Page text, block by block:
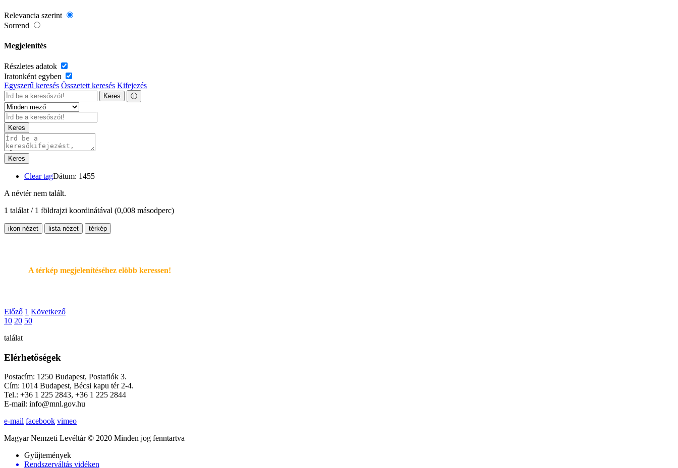
Relevancia szerint
Sorrend
Megjelenítés
Részletes adatok
Iratonként egyben
Egyszerű keresés Összetett keresés Kifejezés
Keres ⓘ
Keres
Keres
Clear tagDátum: 1455
A névtér nem talált.
1 találat / 1 földrajzi koordinátával (0,008 másodperc)
ikon nézet lista nézet térkép
A térkép megjelenítéséhez elöbb keressen!
Előző 1 Következő
10 20 50
találat
Elérhetőségek
Postacím: 1250 Budapest, Postafiók 3.
Cím: 1014 Budapest, Bécsi kapu tér 2-4.
Tel.: +36 1 225 2843, +36 1 225 2844
E-mail: info@mnl.gov.hu
e-mail facebook vimeo
Magyar Nemzeti Levéltár © 2020 Minden jog fenntartva
Gyűjtemények
Rendszerváltás vidéken